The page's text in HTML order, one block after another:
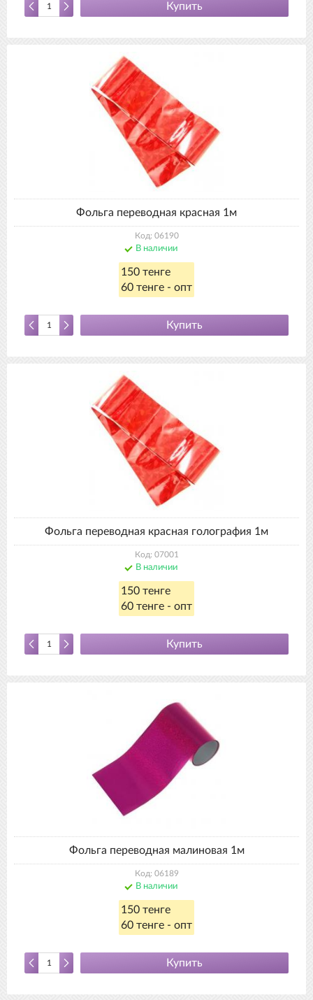
Купить
Фольга переводная красная 1м
Код: 06190
В наличии
150 тенге
60 тенге - опт
Купить
Фольга переводная красная голография 1м
Код: 07001
В наличии
150 тенге
60 тенге - опт
Купить
Фольга переводная малиновая 1м
Код: 06189
В наличии
150 тенге
60 тенге - опт
Купить